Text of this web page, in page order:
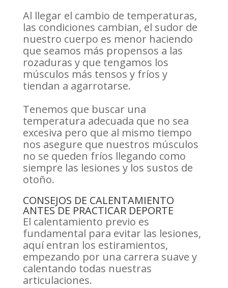
Al llegar el cambio de temperaturas,
las condiciones cambian, el sudor de
nuestro cuerpo es menor haciendo
que seamos más propensos a las
rozaduras y que tengamos los
músculos más tensos y fríos y
tiendan a agarrotarse.
Tenemos que buscar una
temperatura adecuada que no sea
excesiva pero que al mismo tiempo
nos asegure que nuestros músculos
no se queden fríos llegando como
siempre las lesiones y los sustos de
otoño.
CONSEJOS DE CALENTAMIENTO
ANTES DE PRACTICAR DEPORTE
El calentamiento previo es
fundamental para evitar las lesiones,
aquí entran los estiramientos,
empezando por una carrera suave y
calentando todas nuestras
articulaciones.